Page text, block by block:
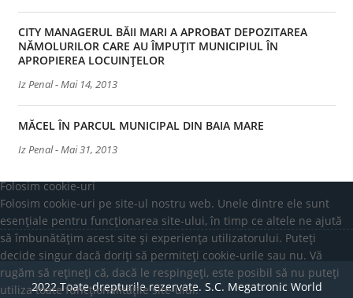
CITY MANAGERUL BĂII MARI A APROBAT DEPOZITAREA
NĂMOLURILOR CARE AU ÎMPUȚIT MUNICIPIUL ÎN
APROPIEREA LOCUINȚELOR
Iz Penal-Mai 14, 2013
MĂCEL ÎN PARCUL MUNICIPAL DIN BAIA MARE
Iz Penal-Mai 31, 2013
2022 Toate drepturile rezervate. S.C. Megatronic World
Folosim cookie-uri
Folosim cookie-uri pe site-ul nostru web. Unele dintre ele sunt
esențiale pentru funcționarea site-ului, în timp ce altele ne ajută
să îmbunătățim acest site și experiența utilizatorului. Puteți
decide singur dacă doriți să permiteți cookie-urile sau nu. Vă
rugăm să rețineți că, dacă le respingeți, este posibil să nu puteți
utiliza toate funcționalitățile site-ului.